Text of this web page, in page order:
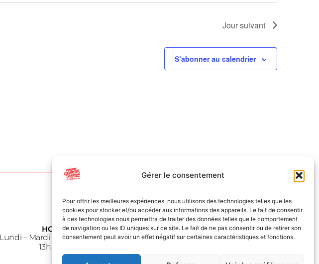
Gérer le consentement
Pour offrir les meilleures expériences, nous utilisons des technologies telles que les
cookies pour stocker et/ou accéder aux informations des appareils. Le fait de consentir
à ces technologies nous permettra de traiter des données telles que le comportement
de navigation ou les ID uniques sur ce site. Le fait de ne pas consentir ou de retirer son
consentement peut avoir un effet négatif sur certaines caractéristiques et fonctions.
Jour suivant
S’abonner au calendrier
HORAIRE
Lundi – Mardi – Jeudi – Vendredi
13h à 18h30
NOUS SUIVRE